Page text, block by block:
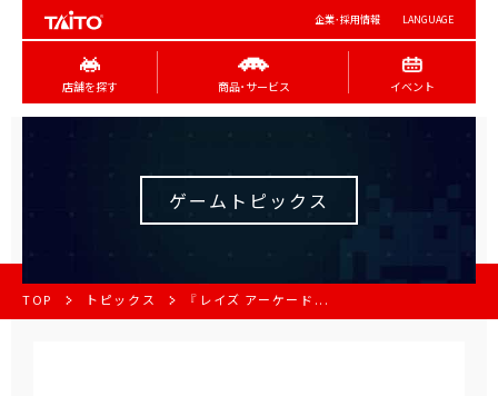
企業･採用情報 LANGUAGE
店舗を探す 商品･サービス イベント
ゲームトピックス
TOP トピックス 『レイズ アーケード...